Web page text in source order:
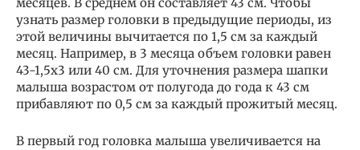
узнать размер головки в предыдущие периоды, из
этой величины вычитается по 1,5 см за каждый
месяц. Например, в 3 месяца объем головки равен
43-1,5х3 или 40 см. Для уточнения размера шапки
малыша возрастом от полугода до года к 43 см
прибавляют по 0,5 см за каждый прожитый месяц.
В первый год головка малыша увеличивается на